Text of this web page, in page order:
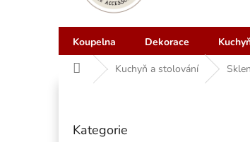
Koupelna Dekorace
Domů Kuchyň a stolování
kategorie
Kategorie